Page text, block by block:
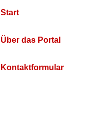
Start
Über das Portal
Kontaktformular